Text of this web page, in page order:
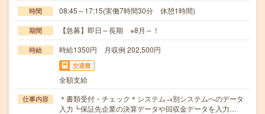
時間 08:45～17:15(実働7時間30分 休憩1時間)
期間 【急募】即日～長期 ※8月～！
時給 時給1350円 月収例 202,500円
交通費
全額支給
仕事内容
＊書類受付・チェック＊システム→別システムへのデータ
入力┗保証先企業の決算データや回収金データを入力…